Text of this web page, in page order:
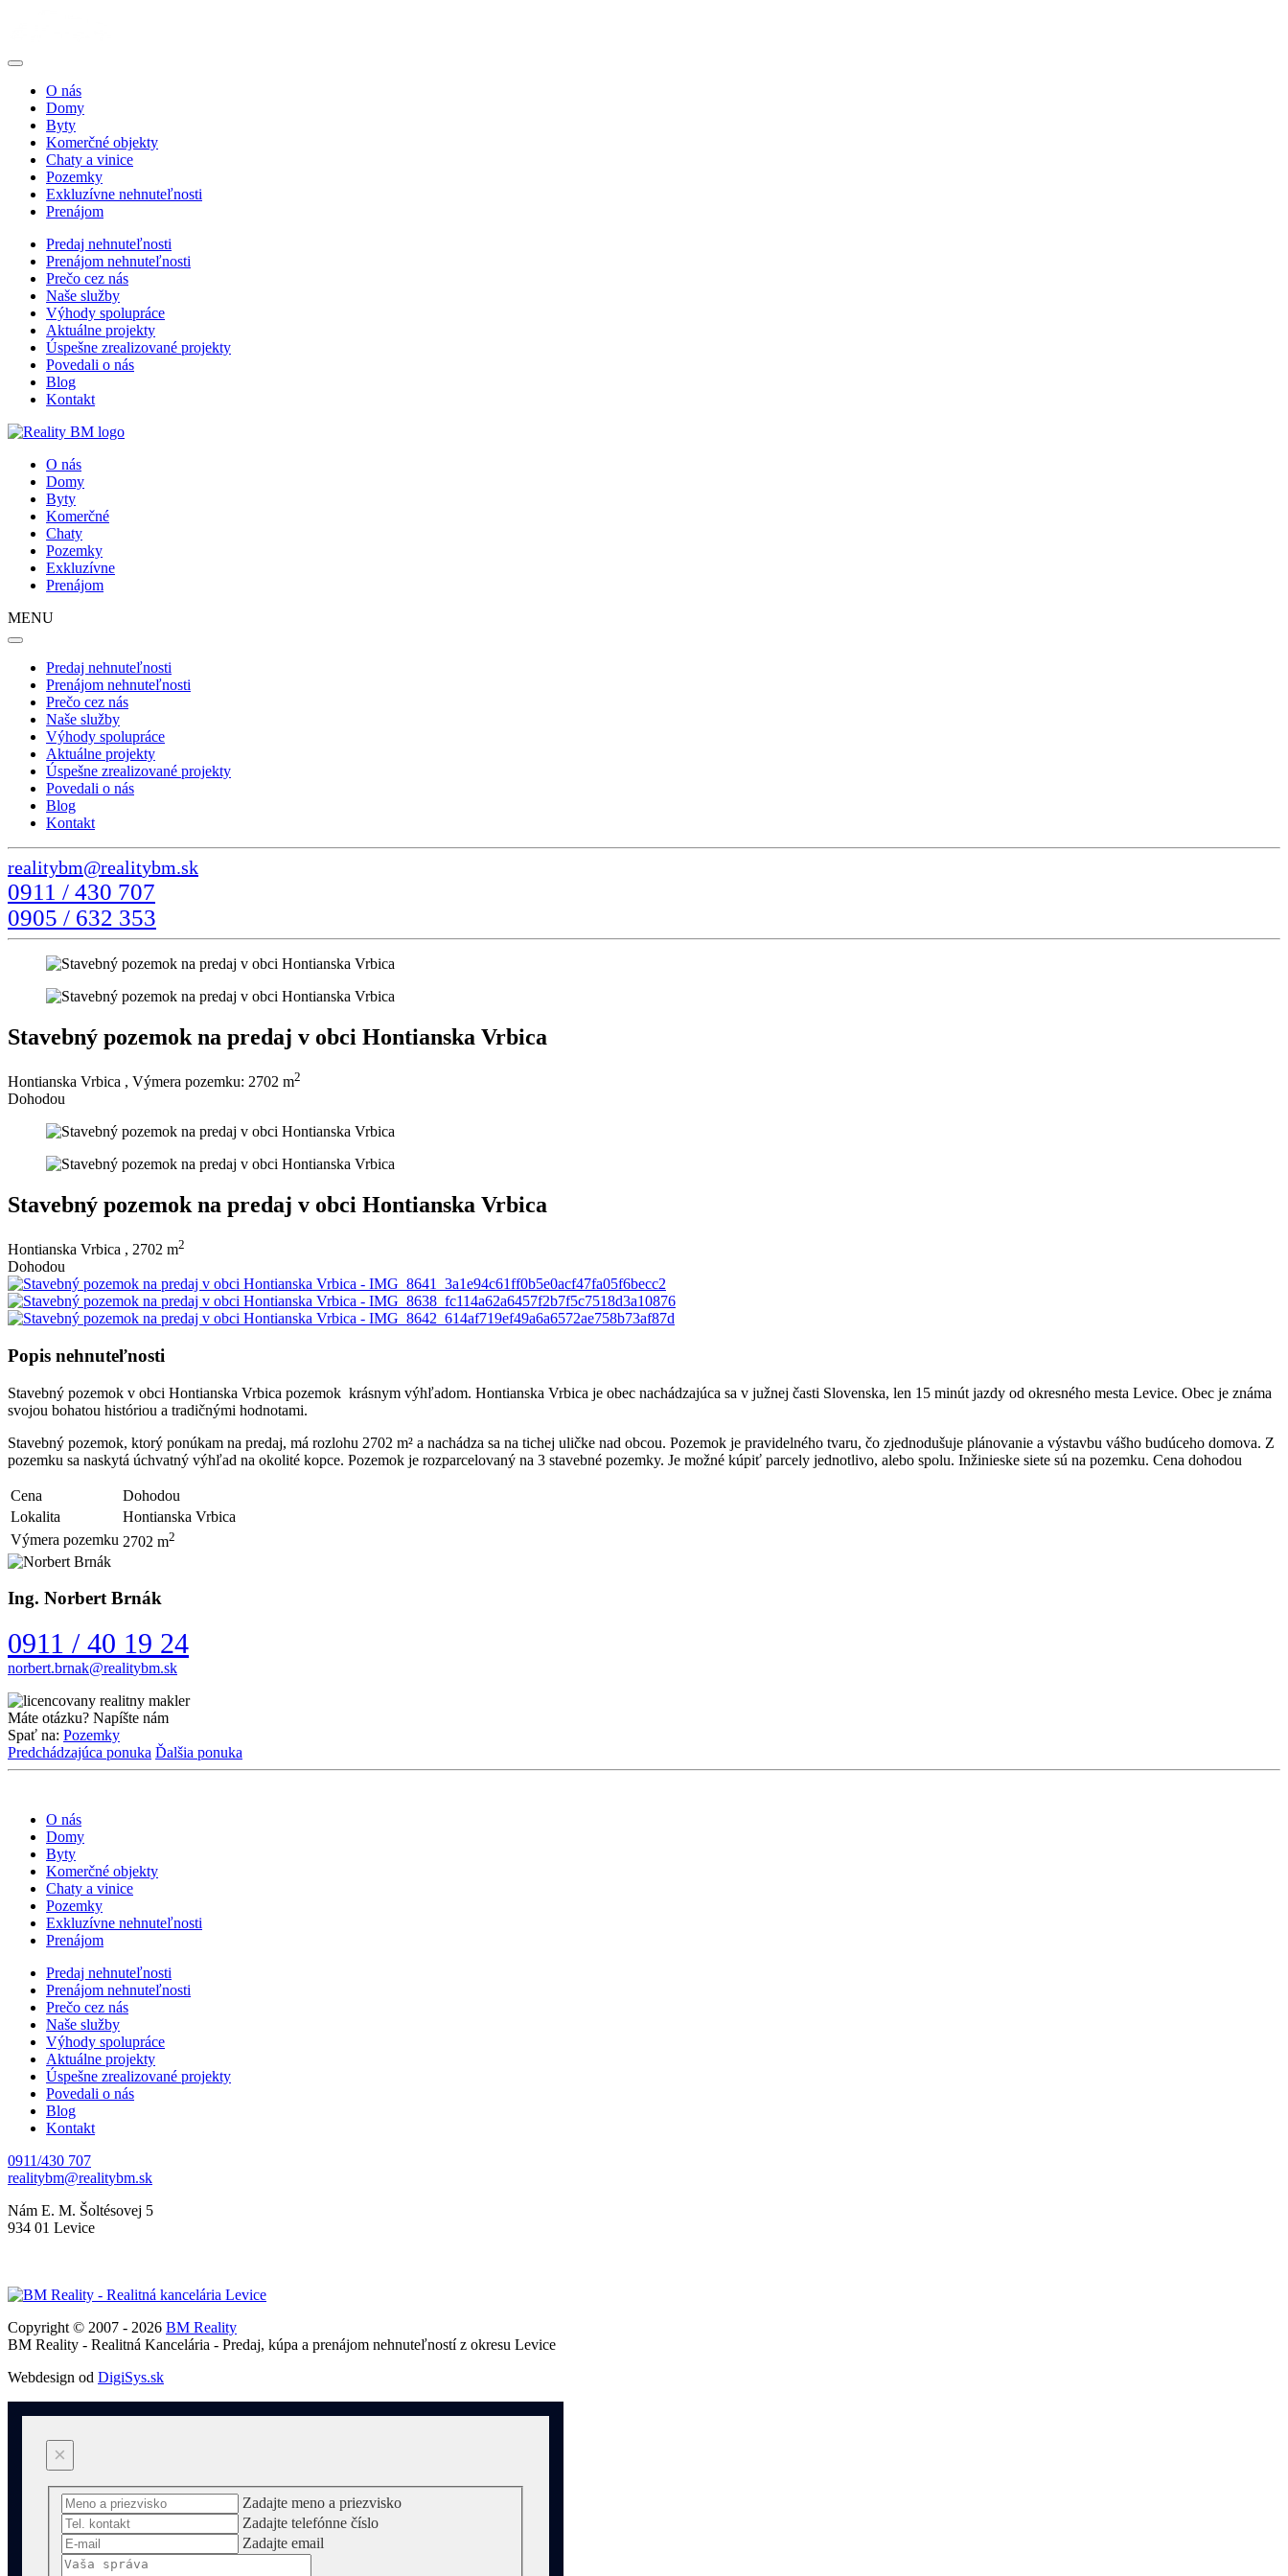
O nás
Domy
Byty
Komerčné objekty
Chaty a vinice
Pozemky
Exkluzívne nehnuteľnosti
Prenájom
Predaj nehnuteľnosti
Prenájom nehnuteľnosti
Prečo cez nás
Naše služby
Výhody spolupráce
Aktuálne projekty
Úspešne zrealizované projekty
Povedali o nás
Blog
Kontakt
O nás
Domy
Byty
Komerčné
Chaty
Pozemky
Exkluzívne
Prenájom
MENU
Predaj nehnuteľnosti
Prenájom nehnuteľnosti
Prečo cez nás
Naše služby
Výhody spolupráce
Aktuálne projekty
Úspešne zrealizované projekty
Povedali o nás
Blog
Kontakt
0911 / 430 707
0905 / 632 353
Stavebný pozemok na predaj v obci Hontianska Vrbica
Hontianska Vrbica , Výmera pozemku: 2702 m2
Dohodou
Stavebný pozemok na predaj v obci Hontianska Vrbica
Hontianska Vrbica , 2702 m2
Dohodou
Popis nehnuteľnosti
Stavebný pozemok v obci Hontianska Vrbica pozemok krásnym výhľadom. Hontianska Vrbica je obec nachádzajúca sa v južnej časti Slovenska, len 15 minút jazdy od okresného mesta Levice. Obec je známa
svojou bohatou históriou a tradičnými hodnotami.
Stavebný pozemok, ktorý ponúkam na predaj, má rozlohu 2702 m² a nachádza sa na tichej uličke nad obcou. Pozemok je pravidelného tvaru, čo zjednodušuje plánovanie a výstavbu vášho budúceho domova. Z
pozemku sa naskytá úchvatný výhľad na okolité kopce. Pozemok je rozparcelovaný na 3 stavebné pozemky. Je možné kúpiť parcely jednotlivo, alebo spolu. Inžinieske siete sú na pozemku. Cena dohodou
Cena
Dohodou
Lokalita
Hontianska Vrbica
Výmera pozemku 2702 m2
Ing. Norbert Brnák
0911 / 40 19 24
Máte otázku? Napíšte nám
Spať na: Pozemky
Predchádzajúca ponuka Ďalšia ponuka
O nás
Domy
Byty
Komerčné objekty
Chaty a vinice
Pozemky
Exkluzívne nehnuteľnosti
Prenájom
Predaj nehnuteľnosti
Prenájom nehnuteľnosti
Prečo cez nás
Naše služby
Výhody spolupráce
Aktuálne projekty
Úspešne zrealizované projekty
Povedali o nás
Blog
Kontakt
0911/430 707
Nám E. M. Šoltésovej 5
934 01 Levice
Copyright © 2007 - 2026 BM Reality
BM Reality - Realitná Kancelária - Predaj, kúpa a prenájom nehnuteľností z okresu Levice
Webdesign od DigiSys.sk
×
Zadajte meno a priezvisko
Zadajte telefónne číslo
Zadajte email